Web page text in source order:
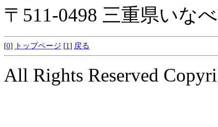
〒511-0498 三重県いな
[0] トップページ [1] 戻る
All Rights Reserved